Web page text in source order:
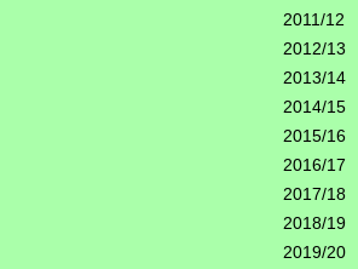
2011/12
2012/13
2013/14
2014/15
2015/16
2016/17
2017/18
2018/19
2019/20